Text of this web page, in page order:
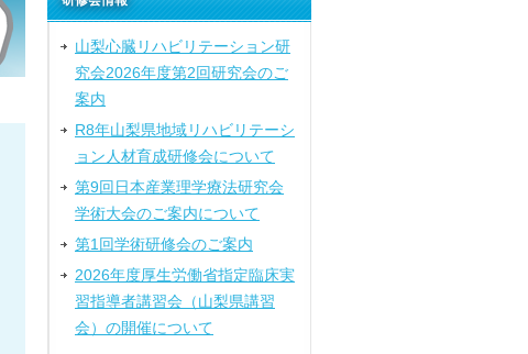
山梨心臓リハビリテーション研
究会2026年度第2回研究会のご
案内
R8年山梨県地域リハビリテーシ
ョン人材育成研修会について
第9回日本産業理学療法研究会
学術大会のご案内について
第1回学術研修会のご案内
2026年度厚生労働省指定臨床実
習指導者講習会（山梨県講習
会）の開催について